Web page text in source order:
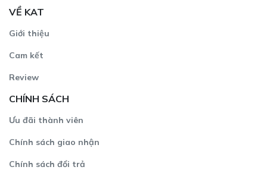
VỀ KAT
Giới thiệu
Cam kết
Review
CHÍNH SÁCH
Ưu đãi thành viên
Chính sách giao nhận
Chính sách đổi trả